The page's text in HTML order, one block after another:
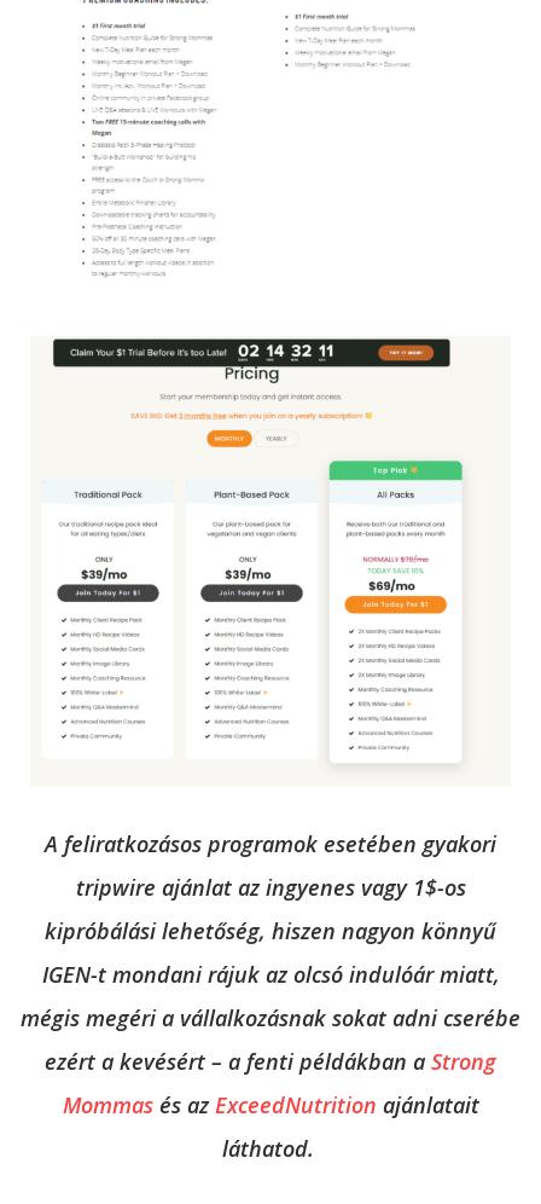
A feliratkozásos programok esetében gyakori
tripwire ajánlat az ingyenes vagy 1$-os
kipróbálási lehetőség, hiszen nagyon könnyű
IGEN-t mondani rájuk az olcsó indulóár miatt,
mégis megéri a vállalkozásnak sokat adni cserébe
ezért a kevésért – a fenti példákban a Strong
Mommasés az ExceedNutrition ajánlatait
láthatod.